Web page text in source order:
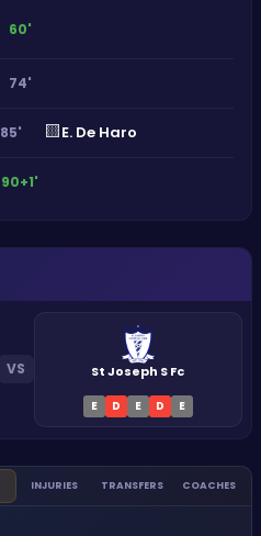
60'
74'
85' 🟨E. De Haro
90+1'
VS St Joseph S Fc
E D E D E
INJURIES TRANSFERS COACHES